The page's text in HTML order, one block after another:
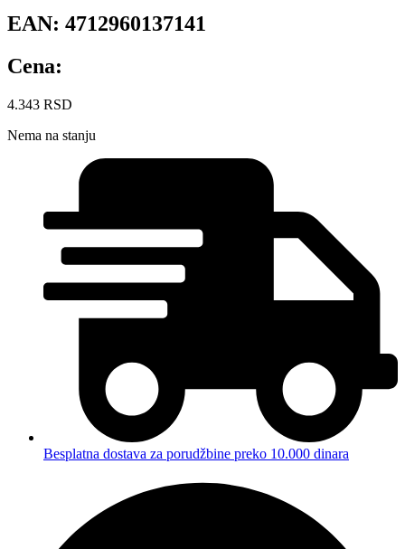
EAN: 4712960137141
Cena:
4.343 RSD
Nema na stanju
Besplatna dostava za porudžbine preko 10.000 dinara